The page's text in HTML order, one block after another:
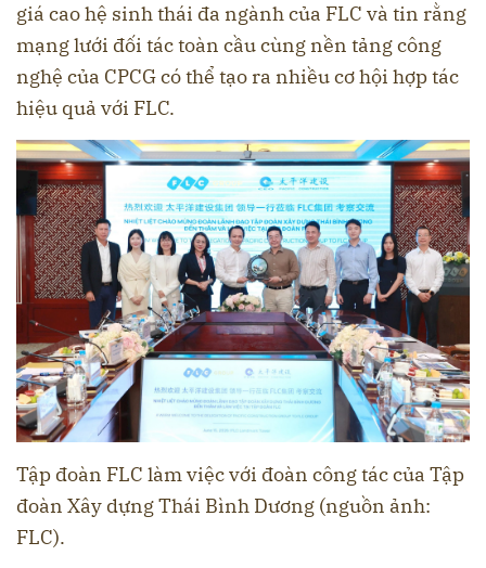
giá cao hệ sinh thái đa ngành của FLC và tin rằng
mạng lưới đối tác toàn cầu cùng nền tảng công
nghệ của CPCG có thể tạo ra nhiều cơ hội hợp tác
hiệu quả với FLC.
Tập đoàn FLC làm việc với đoàn công tác của Tập
đoàn Xây dựng Thái Bình Dương (nguồn ảnh:
FLC).